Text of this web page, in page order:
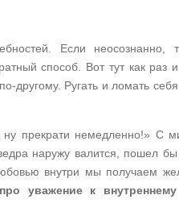
Если неосознанно,
способ. Вот тут как раз
другому. Ругать и ломать
ну прекрати немедленно!» С
наружу валится, пошел
внутри мы получаем
уважение к